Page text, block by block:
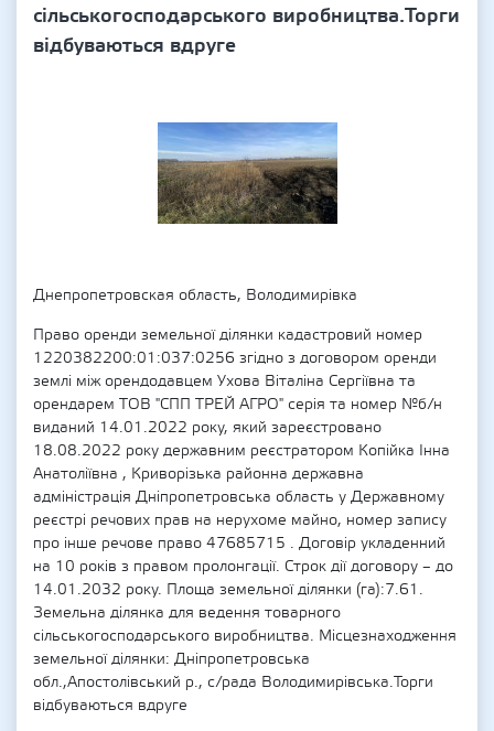
сільськогосподарського виробництва.Торги
відбуваються вдруге
Днепропетровская область, Володимирівка
Право оренди земельної ділянки кадастровий номер
1220382200:01:037:0256 згідно з договором оренди
землі між орендодавцем Ухова Віталіна Сергіївна та
орендарем ТОВ "СПП ТРЕЙ АГРО" серія та номер №б/н
виданий 14.01.2022 року, який зареєстровано
18.08.2022 року державним реєстратором Копійка Інна
Анатоліївна , Криворізька районна державна
адміністрація Дніпропетровська область у Державному
реєстрі речових прав на нерухоме майно, номер запису
про інше речове право 47685715 . Договір укладенний
на 10 років з правом пролонгації. Строк дії договору – до
14.01.2032 року. Площа земельної ділянки (га):7.61.
Земельна ділянка для ведення товарного
сільськогосподарського виробництва. Місцезнаходження
земельної ділянки: Дніпропетровська
обл.,Апостолівський р., с/рада Володимирівська.Торги
відбуваються вдруге